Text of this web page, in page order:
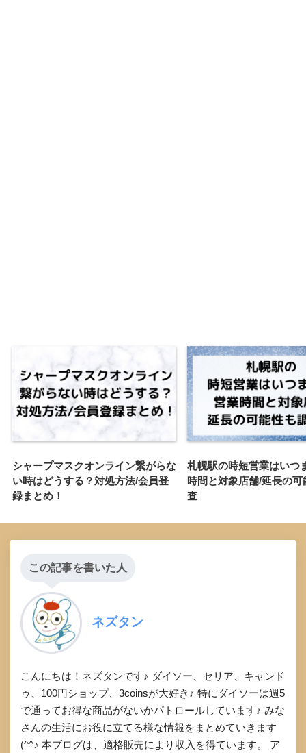
シャープマスクオンライン繋がらな
い時はどうする？対処方法/会員登
録まとめ！
札幌駅の時短営業はいつ
時間と対象店舗/延長の可
査
この記事を書いた人
ネズタン
こんにちは！ネズタンです♪ ダイソー、セリア、キャンド
ゥ、100円ショップ、3coinsが大好き♪ 特にダイソーは週5
で通ってお得な商品がないかパトロールしています♪ みな
さんの生活にお役に立てる様な情報をまとめていきます
(^^♪ 本ブログは、適格販売により収入を得ています。 ア